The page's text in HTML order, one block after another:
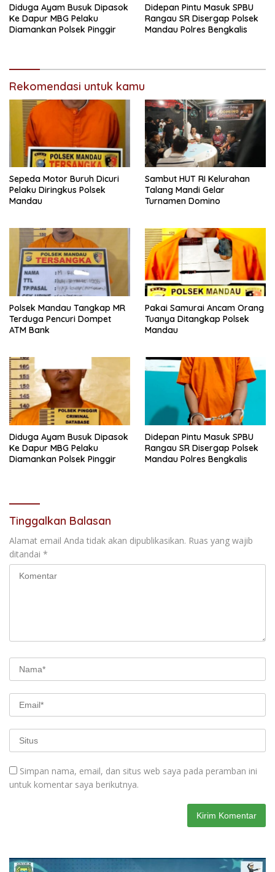
Diduga Ayam Busuk Dipasok
Ke Dapur MBG Pelaku
Diamankan Polsek Pinggir
Didepan Pintu Masuk SPBU
Rangau SR Disergap Polsek
Mandau Polres Bengkalis
Rekomendasi untuk kamu
Sepeda Motor Buruh Dicuri
Pelaku Diringkus Polsek
Mandau
Sambut HUT RI Kelurahan
Talang Mandi Gelar
Turnamen Domino
Polsek Mandau Tangkap MR
Terduga Pencuri Dompet
ATM Bank
Pakai Samurai Ancam Orang
Tuanya Ditangkap Polsek
Mandau
Diduga Ayam Busuk Dipasok
Ke Dapur MBG Pelaku
Diamankan Polsek Pinggir
Didepan Pintu Masuk SPBU
Rangau SR Disergap Polsek
Mandau Polres Bengkalis
Tinggalkan Balasan
Alamat email Anda tidak akan dipublikasikan. Ruas yang wajib
ditandai *
Simpan nama, email, dan situs web saya pada peramban ini
untuk komentar saya berikutnya.